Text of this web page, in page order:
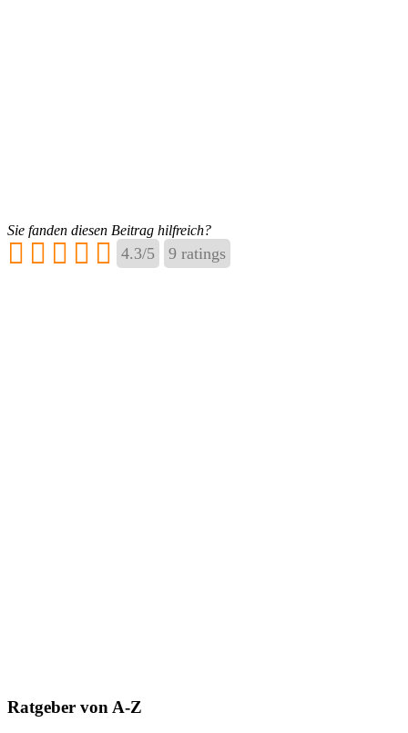
Sie fanden diesen Beitrag hilfreich?
4.3/5 9 ratings
Ratgeber von A-Z